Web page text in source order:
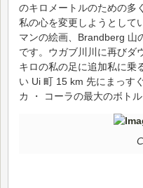
のキロメートルのための多
私の心を変更しようとして
マンの絵画、Brandberg 山
です。ウガブ川川に再びダ
キロの私の足に追加私に乗
い Ui 町 15 km 先にまっす
カ ・ コーラの最大のボト